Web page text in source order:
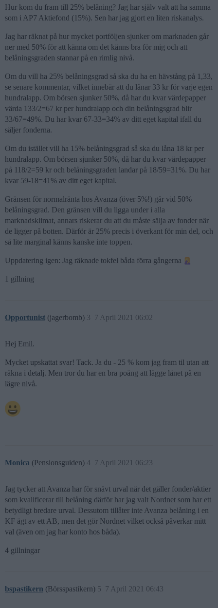
Hur kom du fram till 25% belåning? Jag har själv valt att ha samma
som i AP7 Aktiefond (15%). Sen har jag gjort en liten riskanalys.
Jag har räknat på hur mycket portföljen sjunker om marknaden går
ner med 50% för att känna om det känns bra för mig och att
belåningsgraden stannar på en rimlig nivå.
Om du vill ha 25% belåningsgrad så ska du ha en hävstång på 1,33,
se senare kommentar, vilket innebär att du lånar 33 kr för varje egen
hundralapp. Om börsen sjunker 50%, då har du kvar värdepapper
värda 133/2=67 kr per hundralapp och din belåningsgrad blir
33/67=49%. Du har kvar 67-33=34% av ditt eget kapital ifall du
säljer fonderna.
Om du istället vill ha 15% belåningsgrad så ska du låna 18 kr per
hundralapp. Om börsen sjunker 50%, då har du kvar värdepapper
på 118/2=59 kr och belåningsgraden landar på 18/59=31%. Du har
kvar 59-18=41% av ditt eget kapital.
Gränsen för normalränta hos Avanza (över 5%!) går vid 50%
belåningsgrad. Den gränsen vill du ligga under i alla
marknadsklimat, annars riskerar du att du måste sälja av fonder när
de ligger på botten. Därför är 25% precis i överkant för min del, och
så lite marginal känns kanske inte toppen.
Uppdatering igen: Jag räknade tokfel båda förra gångerna
1 gillning
Opportunist (jagerbomb) 7 April 2021 06:02
3
Hej Emil.
Mycket upskattat svar! Tack. Ja du - 25 % kom jag fram til utan att
räkna i detalj. Men tror du har en bra poäng att lägge lånet på en
lägre nivå.
Monica (Pensionsguiden) 7 April 2021 06:23
4
Jag tycker att Avanza har för snävt urval när det gäller fonder/aktier
som kvalificerar till belåning därför har jag valt Nordnet som har ett
betydligt bredare urval. Dessutom tillåter inte Avanza belåning i en
KF ägt av ett AB, men det gör Nordnet vilket också påverkar mitt
val (även om jag har konto hos båda).
4 gillningar
bspastikern (Börsspastikern) 7 April 2021 06:43
5